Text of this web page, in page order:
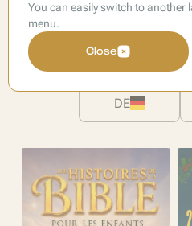
You can easily switch to another
menu.
Close
ES
DE